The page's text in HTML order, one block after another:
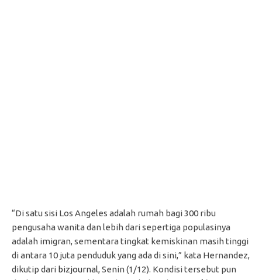
“Di satu sisi Los Angeles adalah rumah bagi 300 ribu
pengusaha wanita dan lebih dari sepertiga populasinya
adalah imigran, sementara tingkat kemiskinan masih tinggi
di antara 10 juta penduduk yang ada di sini,” kata Hernandez,
dikutip dari bizjournal, Senin (1/12). Kondisi tersebut pun